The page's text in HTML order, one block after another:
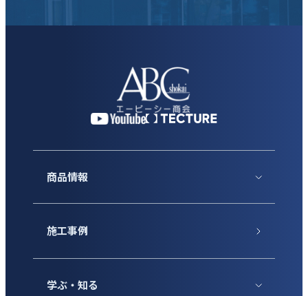
商品情報
施工事例
学ぶ・知る